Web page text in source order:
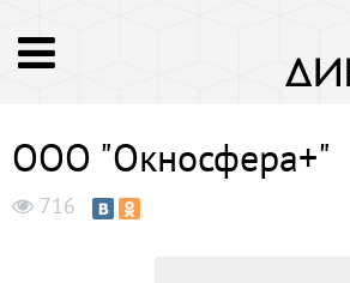
ООО "Окносфера+"
716